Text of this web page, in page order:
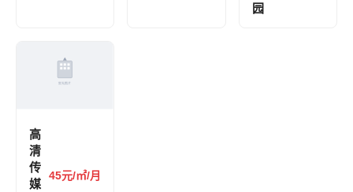
园
高
清
传
媒
45元/㎡/月